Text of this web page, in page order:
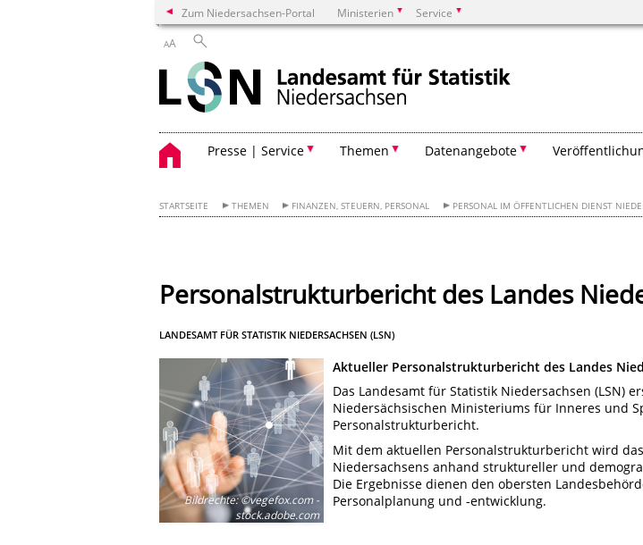
Zum Niedersachsen-Portal Ministerien Service
AA
Suchen
Presse | Service Themen Datenangebote
STARTSEITE THEMEN FINANZEN, STEUERN, PERSONAL PERSONAL IM ÖFFENTLICHEN DIENST
Personalstrukturbericht des Landes
LANDESAMT FÜR STATISTIK NIEDERSACHSEN (LSN)
Bildrechte:©vegefox.com -
stock.adobe.com
Aktueller Personalstrukturbericht des Landes
Das Landesamt für Statistik Niedersachsen (LSN)
Niedersächsischen Ministeriums für Inneres und
Personalstrukturbericht.
Mit dem aktuellen Personalstrukturbericht wird
Niedersachsens anhand struktureller und
Die Ergebnisse dienen den obersten
Personalplanung und -entwicklung.